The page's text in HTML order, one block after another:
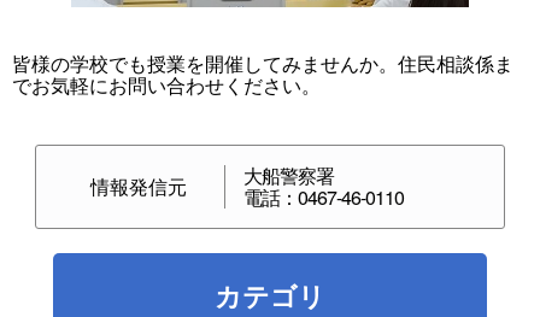
皆様の学校でも授業を開催してみませんか。住民相談係ま
でお気軽にお問い合わせください。
情報発信元 大船警察署
電話：0467-46-0110
カテゴリ